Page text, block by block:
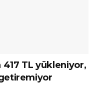
TL yükleniyor,